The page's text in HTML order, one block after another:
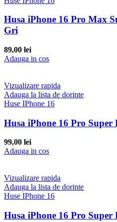
Husa iPhone 16 Pro Max
Gri
89,00 lei
Adauga in cos
Vizualizare rapida
Adauga la lista de dorinte
Huse IPhone 16
Husa iPhone 16 Pro
99,00 lei
Adauga in cos
Vizualizare rapida
Adauga la lista de dorinte
Huse IPhone 16
Husa iPhone 16 Pro Super